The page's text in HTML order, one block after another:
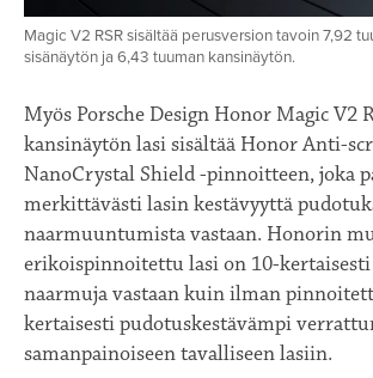
Magic V2 RSR sisältää perusversion tavoin 7,92
sisänäytön ja 6,43 tuuman kansinäytön.
Myös Porsche Design Honor Magic V2
kansinäytön lasi sisältää Honor Anti-
NanoCrystal Shield -pinnoitteen, joka
merkittävästi lasin kestävyyttä
naarmuuntumista vastaan. Honorin
erikoispinnoitettu lasi on 10-kertaisesti
naarmuja vastaan kuin ilman
kertaisesti pudotuskestävämpi
samanpainoiseen tavalliseen lasiin.